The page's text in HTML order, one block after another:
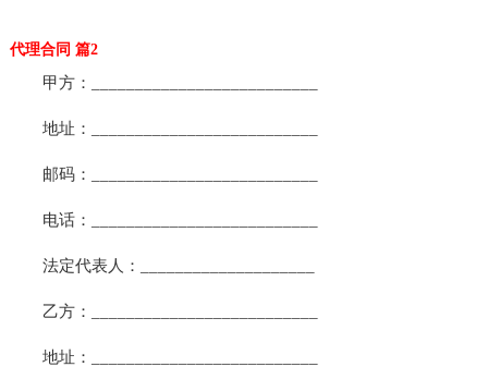
代理合同 篇2
甲方：__________________________
地址：__________________________
邮码：__________________________
电话：__________________________
法定代表人：____________________
乙方：__________________________
地址：__________________________